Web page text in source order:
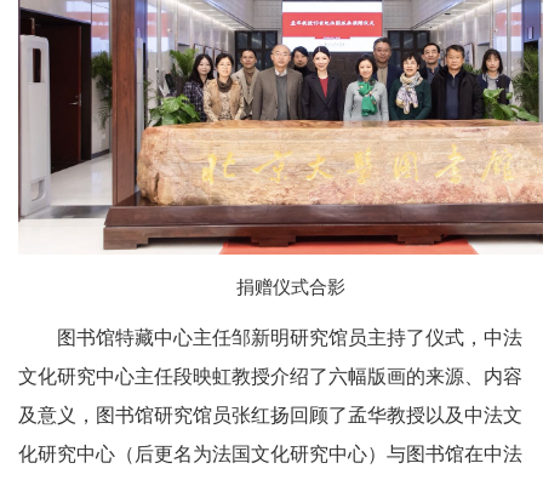
捐赠仪式合影
图书馆特藏中心主任邹新明研究馆员主持了仪式，中法
文化研究中心主任段映虹教授介绍了六幅版画的来源、内容
及意义，图书馆研究馆员张红扬回顾了孟华教授以及中法文
化研究中心（后更名为法国文化研究中心）与图书馆在中法